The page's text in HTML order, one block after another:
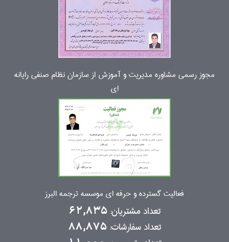
مجوز رسمی مشاوره مدیریت و آموزش از سازمان نظام صنفی رایانه
ای
فعالیت گسترده و حرفه ای موسسه ترجمه البرز
تعداد مشتریان: 62,835
تعداد سفارشات:88,875